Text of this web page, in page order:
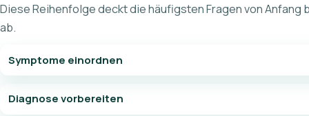
Diese Reihenfolge deckt die häufigsten Fragen von Anfang
ab.
Symptome einordnen
Diagnose vorbereiten